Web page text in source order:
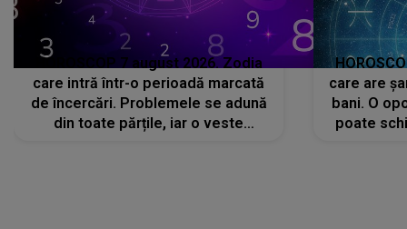
HOROSCOP 7 august 2026. Zodia
care intră într-o perioadă marcată
de încercări. Problemele se adună
din toate părțile, iar o veste
care are
bani. O
poate